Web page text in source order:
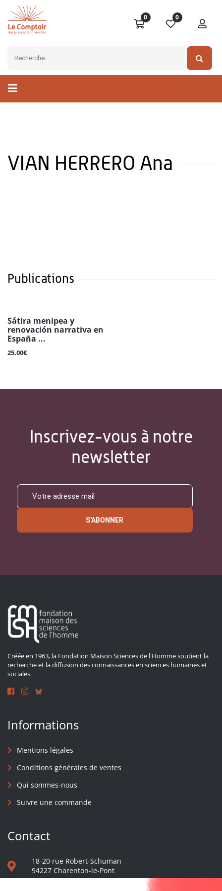
0 0
VIAN HERRERO Ana
Publications
Sátira menipea y
renovación narrativa en
España ...
25.00€
Inscrivez-vous à notre
newsletter
S'ABONNER
Créée en 1963, la Fondation Maison Sciences de l'Homme soutient la
recherche et la diffusion des connaissances en sciences humaines et
sociales.
Informations
Mentions légales
Conditions générales de ventes
Qui sommes-nous
Suivre une commande
Contact
18-20 rue Robert-Schuman
94227 Charenton-le-Pont